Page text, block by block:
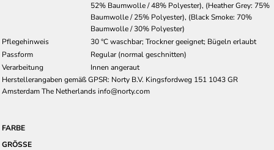
52% Baumwolle / 48% Polyester), (Heather Grey: 75%
Baumwolle / 25% Polyester), (Black Smoke: 70%
Baumwolle / 30% Polyester)
Pflegehinweis
30 °C waschbar; Trockner geeignet; Bügeln erlaubt
Passform
Regular (normal geschnitten)
Verarbeitung
Innen angeraut
Herstellerangaben gemäß GPSR: Norty B.V. Kingsfordweg 151 1043 GR
Amsterdam The Netherlands info@norty.com
FARBE
GRÖSSE